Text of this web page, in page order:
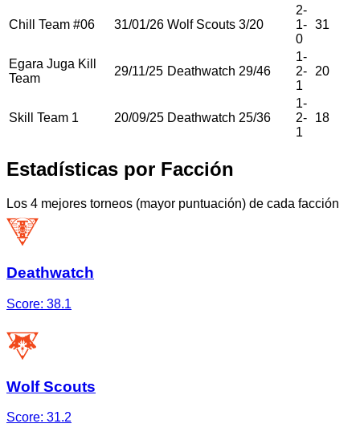
Chill Team #06 31/01/26 Wolf Scouts 3/20
2-
1-
0
31
Egara Juga Kill
Team
29/11/25 Deathwatch 29/46
1-
2-
1
20
Skill Team 1 20/09/25 Deathwatch 25/36
1-
2-
1
18
Estadísticas por Facción
Los 4 mejores torneos (mayor puntuación) de cada facción
Deathwatch
Score: 38.1
Wolf Scouts
Score: 31.2